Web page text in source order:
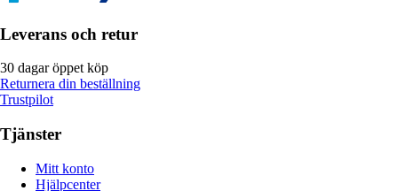
Leverans och retur
30 dagar öppet köp
Returnera din beställning
Trustpilot
Tjänster
Mitt konto
Hjälpcenter